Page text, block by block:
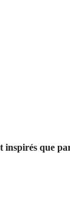
inspirés que